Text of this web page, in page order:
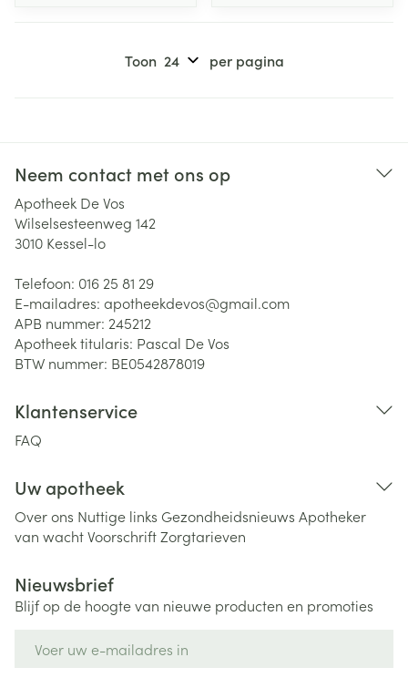
Toon per pagina
Neem contact met ons op
Apotheek De Vos
Wilselsesteenweg 142
3010 Kessel-lo
Telefoon: 016 25 81 29
E-mailadres: apotheekdevos@gmail.com
APB nummer: 245212
Apotheek titularis: Pascal De Vos
BTW nummer: BE0542878019
Klantenservice
FAQ
Uw apotheek
Over ons Nuttige links Gezondheidsnieuws Apotheker
van wachtVoorschriftZorgtarieven
Nieuwsbrief
Blijf op de hoogte van nieuwe producten en promoties